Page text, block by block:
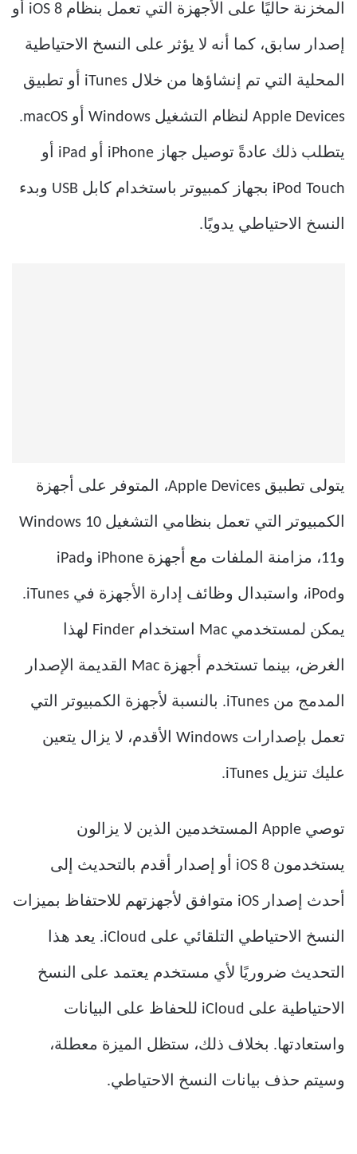
المخزنة حاليًا على الأجهزة التي تعمل بنظام iOS 8 أو
إصدار سابق، كما أنه لا يؤثر على النسخ الاحتياطية
المحلية التي تم إنشاؤها من خلال iTunes أو تطبيق
Apple Devices لنظام التشغيل Windows أو macOS.
يتطلب ذلك عادةً توصيل جهاز iPhone أو iPad أو
iPod Touch بجهاز كمبيوتر باستخدام كابل USB وبدء
النسخ الاحتياطي يدويًا.
يتولى تطبيق Apple Devices، المتوفر على أجهزة
الكمبيوتر التي تعمل بنظامي التشغيل Windows 10
و11، مزامنة الملفات مع أجهزة iPhone وiPad
وiPod، واستبدال وظائف إدارة الأجهزة في iTunes.
يمكن لمستخدمي Mac استخدام Finder لهذا
الغرض، بينما تستخدم أجهزة Mac القديمة الإصدار
المدمج من iTunes. بالنسبة لأجهزة الكمبيوتر التي
تعمل بإصدارات Windows الأقدم، لا يزال يتعين
عليك تنزيل iTunes.
توصي Apple المستخدمين الذين لا يزالون
يستخدمون iOS 8 أو إصدار أقدم بالتحديث إلى
أحدث إصدار iOS متوافق لأجهزتهم للاحتفاظ بميزات
النسخ الاحتياطي التلقائي على iCloud. يعد هذا
التحديث ضروريًا لأي مستخدم يعتمد على النسخ
الاحتياطية على iCloud للحفاظ على البيانات
واستعادتها. بخلاف ذلك، ستظل الميزة معطلة،
وسيتم حذف بيانات النسخ الاحتياطي.